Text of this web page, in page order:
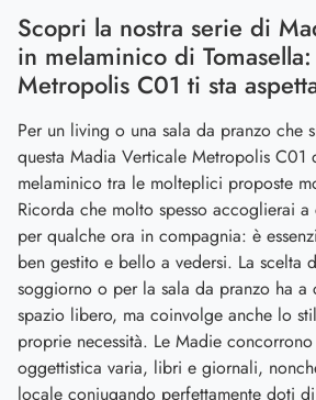
Scopri la nostra serie di
in melaminico di
Metropolis C01 ti sta
Per un living o una sala da pranzo che
questa Madia Verticale Metropolis C01
melaminico tra le molteplici proposte
Ricorda che molto spesso accoglierai
per qualche ora in compagnia: è
ben gestito e bello a vedersi. La scelta
soggiorno o per la sala da pranzo ha a
spazio libero, ma coinvolge anche lo
proprie necessità. Le Madie
oggettistica varia, libri e giornali,
locale coniugando perfettamente doti